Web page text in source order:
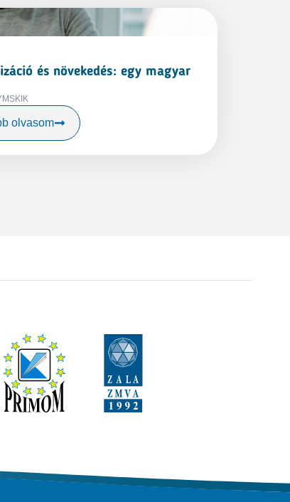
és növekedés: egy magyar
olvasom